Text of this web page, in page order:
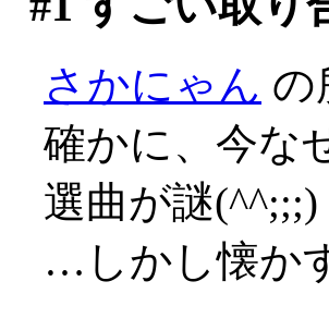
さかにゃん の
確かに、今な
選曲が謎(^^;;;)
…しかし懐か